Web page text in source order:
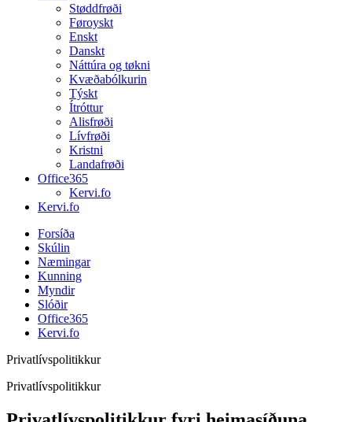
Støddfrøði
Føroyskt
Enskt
Danskt
Náttúra og tøkni
Kvæðabólkurin
Týskt
Ítróttur
Alisfrøði
Lívfrøði
Kristni
Landafrøði
Office365
Kervi.fo
Kervi.fo
Forsíða
Skúlin
Næmingar
Kunning
Myndir
Slóðir
Office365
Kervi.fo
Privatlívspolitikkur
Privatlívspolitikkur